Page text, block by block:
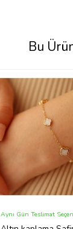
Bu
Aynı Gün Teslimat